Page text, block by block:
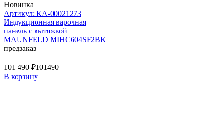
Новинка
Артикул: КА-00021273
Индукционная варочная
панель с вытяжкой
MAUNFELD MIHC604SF2BK
предзаказ
101 490 ₽101490
В корзину